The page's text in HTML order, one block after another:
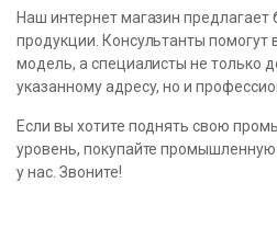
Наш интернет магазин
продукции. Консультанты
модель, а специалисты не только
указанному адресу, но и
Если вы хотите поднять свою
уровень, покупайте промышленную
у нас. Звоните!